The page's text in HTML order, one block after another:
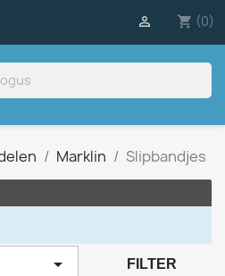
shopping_cart (0)

Marklin Slipbandjes
 FILTER